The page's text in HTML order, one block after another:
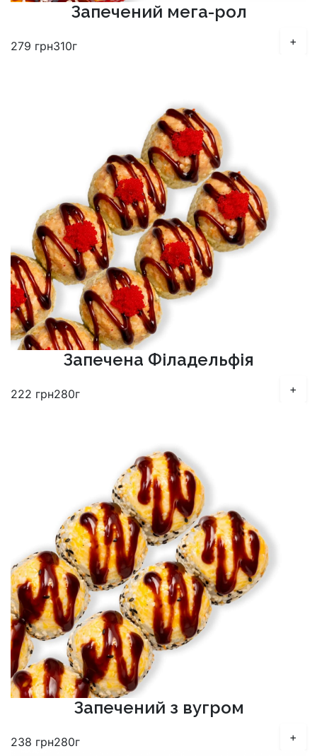
Запечений мега-рол
279 грн310г +
Запечена Філадельфія
222 грн280г +
Запечений з вугром
238 грн280г +